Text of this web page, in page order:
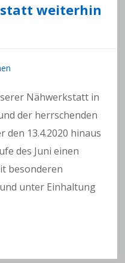
weiterhin
Nähwerkstatt in
der herrschenden
den 13.4.2020 hinaus
des Juni einen
besonderen
unter Einhaltung